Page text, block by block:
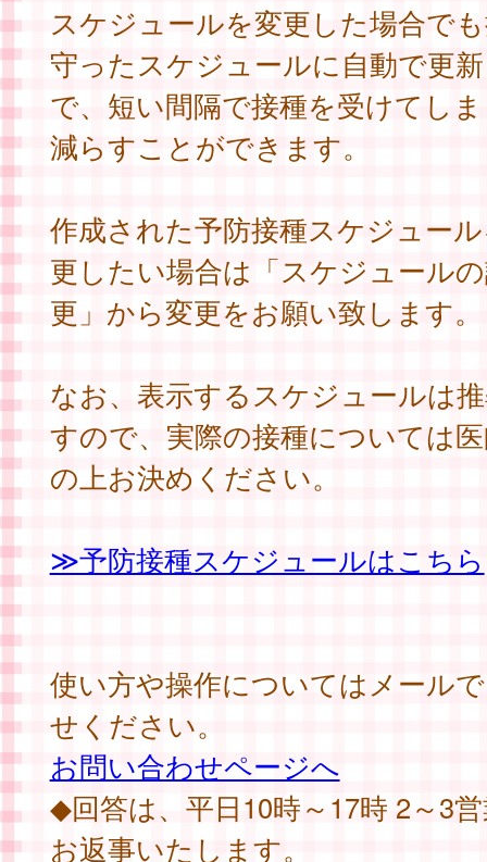
スケジュールを変更した場合で
守ったスケジュールに自動で更
で、短い間隔で接種を受けてし
減らすことができます。
作成された予防接種スケジュー
更したい場合は「スケジュール
更」から変更をお願い致します。
なお、表示するスケジュールは
すので、実際の接種については
の上お決めください。
≫予防接種スケジュールはこちら
使い方や操作についてはメール
せください。
お問い合わせページへ
◆回答は、平日10時～17時 2～3
お返事いたします。